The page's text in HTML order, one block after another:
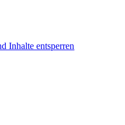
Inhalte entsperren